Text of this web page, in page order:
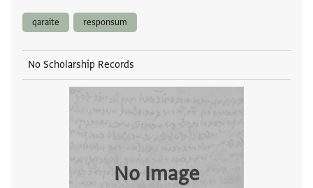
qaraite responsum
No Scholarship Records
No Image